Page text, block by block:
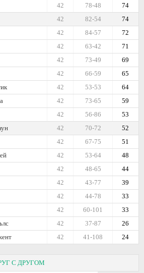
74
78-48
42
74
82-54
42
72
84-57
42
71
63-42
42
69
73-49
42
65
66-59
42
64
53-53
42
59
73-65
42
53
56-86
42
52
70-72
42
51
67-75
42
48
53-64
42
44
48-65
42
39
43-77
42
33
44-78
42
33
60-101
42
26
37-87
42
24
41-108
42
С ДРУГОМ